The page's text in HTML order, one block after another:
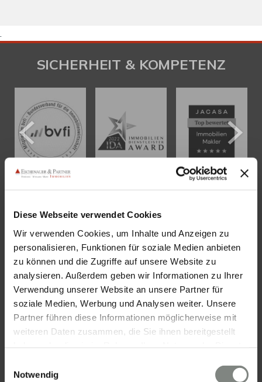
Diese Webseite verwendet Cookies
Wir verwenden Cookies, um Inhalte und Anzeigen zu
personalisieren, Funktionen für soziale Medien anbieten
zu können und die Zugriffe auf unsere Website zu
analysieren. Außerdem geben wir Informationen zu Ihrer
Verwendung unserer Website an unsere Partner für
soziale Medien, Werbung und Analysen weiter. Unsere
Partner führen diese Informationen möglicherweise mit
weiteren Daten zusammen, die Sie ihnen bereitgestellt
Cookies, wenn Sie unsere Webseite weiterhin nutzen.
Notwendig
.
SICHERHEIT & KOMPETENZ
KONTAKT
Eschenauer & Partner Immobilien
Immobilienmakler HEIDELBERG
Immobilien Heidelberg
Akademiestraße 1, 69117 Heidelberg
Tel.:06221 - 67 26 077
Mail:info@eschenauer-partner.de
Eschenauer & Partner Immobilien